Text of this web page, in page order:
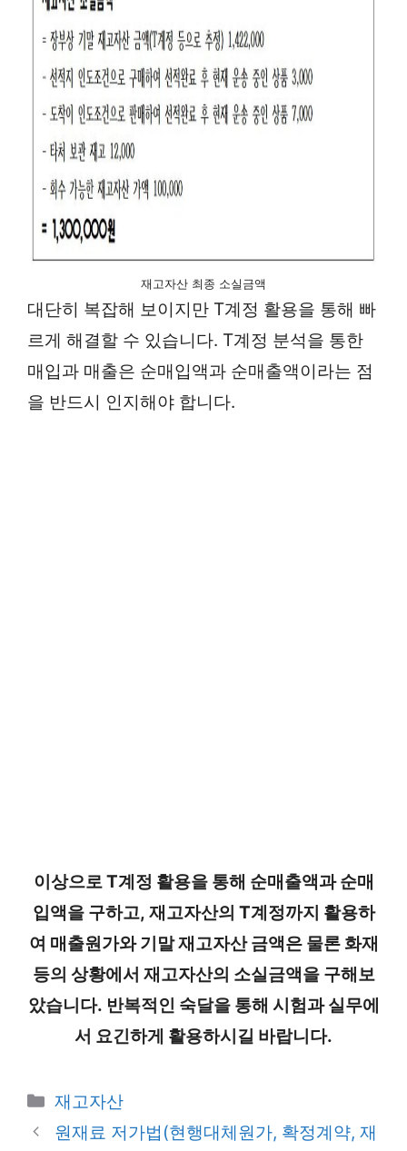
재고자산 최종 소실금액
대단히 복잡해 보이지만 T계정 활용을 통해 빠
르게 해결할 수 있습니다. T계정 분석을 통한
매입과 매출은 순매입액과 순매출액이라는 점
을 반드시 인지해야 합니다.
이상으로 T계정 활용을 통해 순매출액과 순매
입액을 구하고, 재고자산의 T계정까지 활용하
여 매출원가와 기말 재고자산 금액은 물론 화재
등의 상황에서 재고자산의 소실금액을 구해보
았습니다. 반복적인 숙달을 통해 시험과 실무에
서 요긴하게 활용하시길 바랍니다.
카
테
재고자산
원재료 저가법(현행대체원가, 확정계약, 재